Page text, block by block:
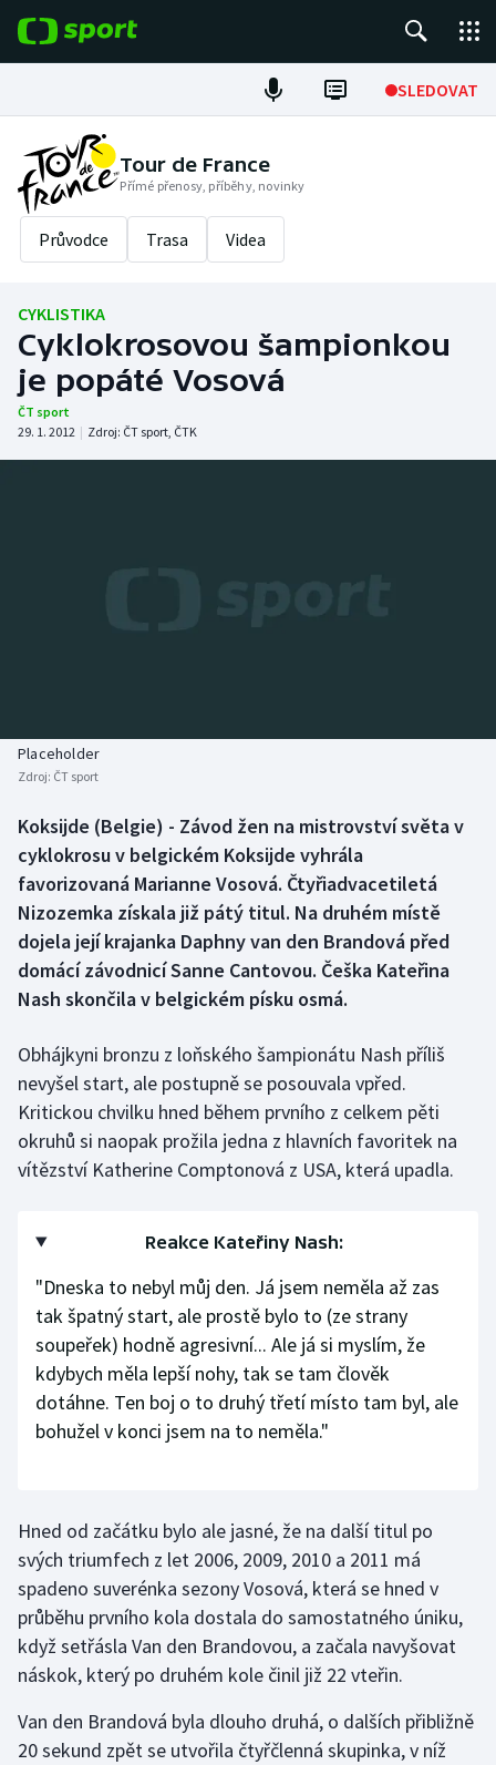
SLEDOVAT
Fotbal
Hokej
Tenis
Cyklistika
DALŠÍ SPORTY
Americký fotbal
Curling
Dostihy
Florbal
Futsal
Golf
Gymnastika
Házená
Jezdectví
Lezení
Lyže a snowboard
Moderní pětiboj
Olympijské hry
Parasport
Plavání
Plážový volejbal
Ragby
NEPŘEHLÉDNĚTE
Tour de France
Přímé přenosy, příběhy, novinky
Průvodce Trasa Videa
CYKLISTIKA
Cyklokrosovou šampionkou
je popáté Vosová
ČT sport
29. 1. 2012 | Zdroj: ČT sport, ČTK
Placeholder
Zdroj: ČT sport
Koksijde (Belgie) - Závod žen na mistrovství světa v
cyklokrosu v belgickém Koksijde vyhrála
favorizovaná Marianne Vosová. Čtyřiadvacetiletá
Nizozemka získala již pátý titul. Na druhém místě
dojela její krajanka Daphny van den Brandová před
domácí závodnicí Sanne Cantovou. Češka Kateřina
Nash skončila v belgickém písku osmá.
Obhájkyni bronzu z loňského šampionátu Nash příliš
nevyšel start, ale postupně se posouvala vpřed.
Kritickou chvilku hned během prvního z celkem pěti
okruhů si naopak prožila jedna z hlavních favoritek na
vítězství Katherine Comptonová z USA, která upadla.
Reakce Kateřiny Nash:
"Dneska to nebyl můj den. Já jsem neměla až zas
tak špatný start, ale prostě bylo to (ze strany
soupeřek) hodně agresivní... Ale já si myslím, že
kdybych měla lepší nohy, tak se tam člověk
dotáhne. Ten boj o to druhý třetí místo tam byl, ale
bohužel v konci jsem na to neměla."
Hned od začátku bylo ale jasné, že na další titul po
svých triumfech z let 2006, 2009, 2010 a 2011 má
spadeno suverénka sezony Vosová, která se hned v
průběhu prvního kola dostala do samostatného úniku,
když setřásla Van den Brandovou, a začala navyšovat
náskok, který po druhém kole činil již 22 vteřin.
Van den Brandová byla dlouho druhá, o dalších přibližně
20 sekund zpět se utvořila čtyřčlenná skupinka, v níž